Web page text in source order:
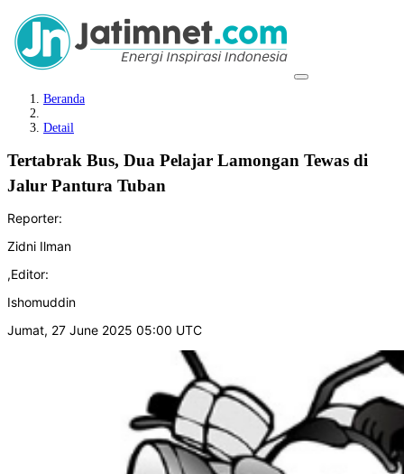
Beranda
Detail
Tertabrak Bus, Dua Pelajar Lamongan Tewas di
Jalur Pantura Tuban
Reporter:
Zidni Ilman
,Editor:
Ishomuddin
Jumat, 27 June 2025 05:00 UTC